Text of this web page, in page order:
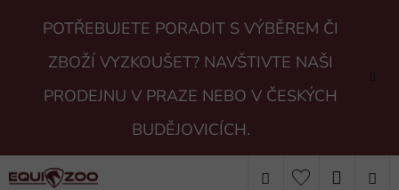
POTŘEBUJETE PORADIT S VÝBĚREM ČI
ZBOŽÍ VYZKOUŠET? NAVŠTIVTE NAŠI
PRODEJNU V PRAZE NEBO V ČESKÝCH
BUDĚJOVICÍCH.
Hledat